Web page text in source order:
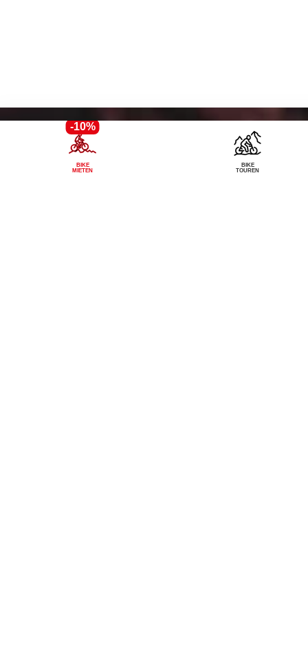
-10%
BIKE
MIETEN
BIKE
TOUREN